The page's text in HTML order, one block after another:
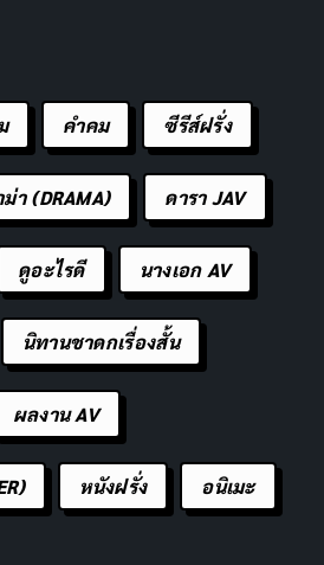
คําคม ซีรีส์ฝรั่ง
า (DRAMA) ดารา JAV
ดูอะไรดี นางเอก AV
นิทานชาดกเรื่องสั้น
ผลงาน AV
หนังฝรั่ง อนิเมะ